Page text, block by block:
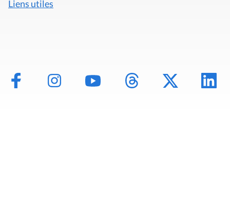
Liens utiles